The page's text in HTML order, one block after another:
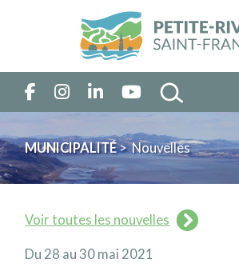
MUNICIPALITÉ> Nouvelles
Voir toutes les nouvelles
Du 28 au 30 mai 2021